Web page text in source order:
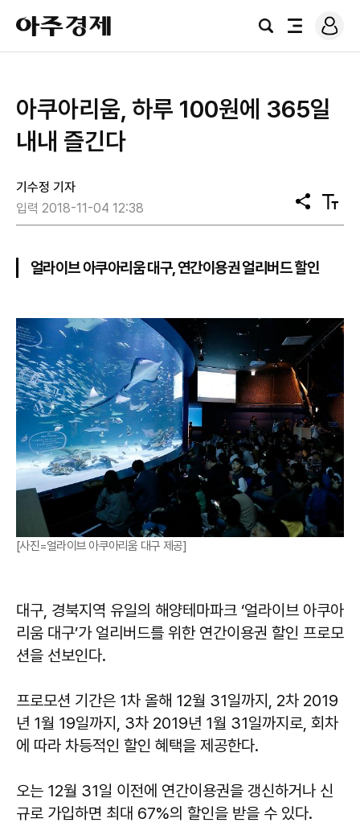
아
주
경
검
전
로
그
아쿠아리움, 하루 100원에 365일
내내 즐긴다
기수정 기자
입력 2018-11-04 12:38
공
유
텍
스
얼라이브 아쿠아리움 대구, 연간이용권 얼리버드 할인
[사진=얼라이브 아쿠아리움 대구 제공]
대구, 경북지역 유일의 해양테마파크 ‘얼라이브 아쿠아
리움 대구’가 얼리버드를 위한 연간이용권 할인 프로모
션을 선보인다.
프로모션 기간은 1차 올해 12월 31일까지, 2차 2019
년 1월 19일까지, 3차 2019년 1월 31일까지로, 회차
에 따라 차등적인 할인 혜택을 제공한다.
오는 12월 31일 이전에 연간이용권을 갱신하거나 신
규로 가입하면 최대 67%의 할인을 받을 수 있다.